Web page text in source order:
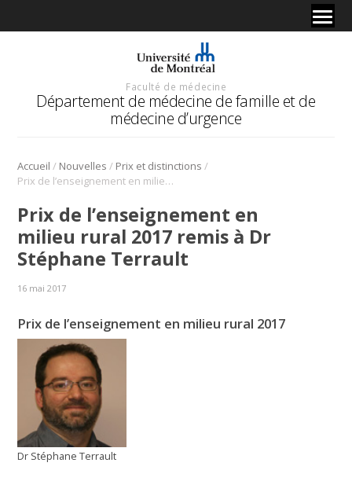
Faculté de médecine
Département de médecine de famille et de
médecine d’urgence
Accueil / Nouvelles / Prix et distinctions /
Prix de l’enseignement en milieu rural 2017 remis à Dr Stéphane Terrault
Prix de l’enseignement en
milieu rural 2017 remis à Dr
Stéphane Terrault
16 mai 2017
Prix de l’enseignement en milieu rural 2017
Dr Stéphane Terrault